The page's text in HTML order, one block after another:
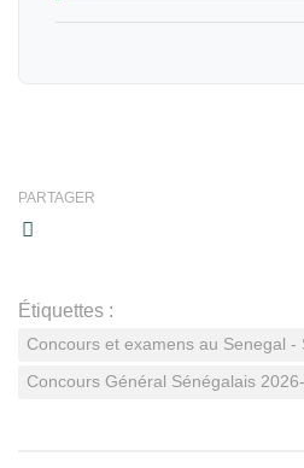
PARTAGER
Étiquettes :
Concours et examens au Senegal -
Concours Général Sénégalais